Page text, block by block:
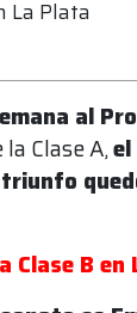
al
Clase A,
B en